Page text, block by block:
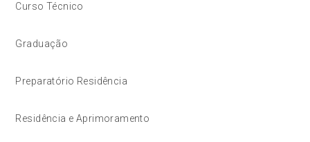
Curso Técnico
Graduação
Preparatório Residência
Residência e Aprimoramento